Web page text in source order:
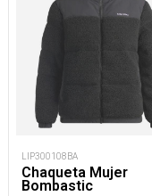
LIP300108BA
Chaqueta Mujer
Bombastic